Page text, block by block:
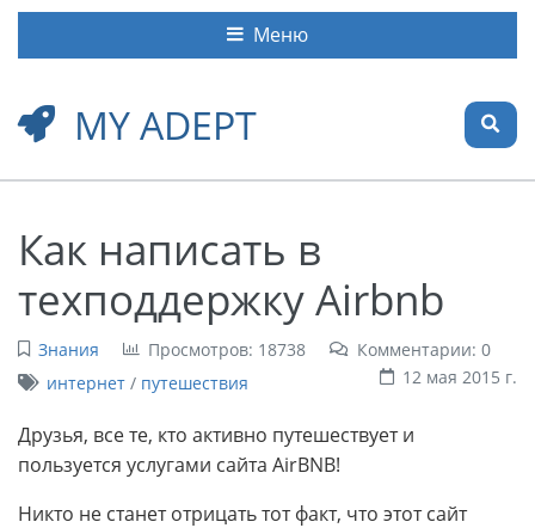
MY ADEPT
Меню
Как написать в
техподдержку Airbnb
Знания Просмотров: 18738
Комментарии: 0
12 мая 2015 г.
интернет/ путешествия
Друзья, все те, кто активно путешествует и
пользуется услугами сайта AirBNB!
Никто не станет отрицать тот факт, что этот сайт